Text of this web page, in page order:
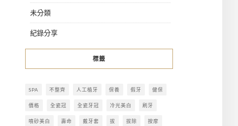
未分類
紀錄分享
標籤
SPA 不整齊 人工植牙 保養 假牙 健保
價格 全瓷冠 全瓷牙冠 冷光美白 刷牙
噴砂美白 壽命 戴牙套 拔 拔除 按摩